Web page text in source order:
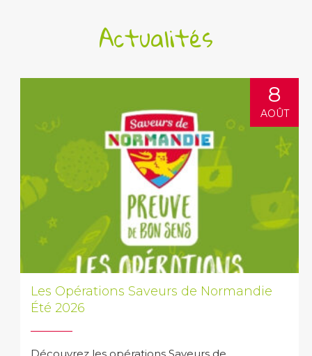
Actualités
8
AOÛT
Les Opérations Saveurs de Normandie
Été 2026
Découvrez les opérations Saveurs de